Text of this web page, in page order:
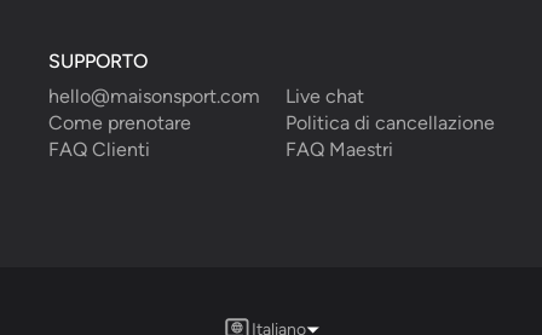
SUPPORTO
hello@maisonsport.com
Live chat
Come prenotare
Politica di cancellazione
FAQ Clienti
FAQ Maestri
Italiano